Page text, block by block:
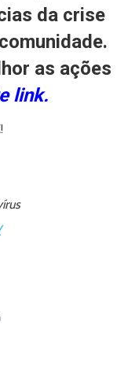
da crise
as ações
link.